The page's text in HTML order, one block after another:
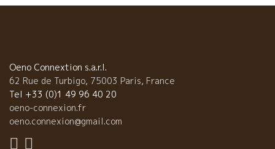
Oeno Connextion s.a.r.l.
62 Rue de Turbigo, 75003 Paris, France
Tel +33 (0)1 49 96 40 20
oeno-connexion.fr
oeno.connexion@gmail.com